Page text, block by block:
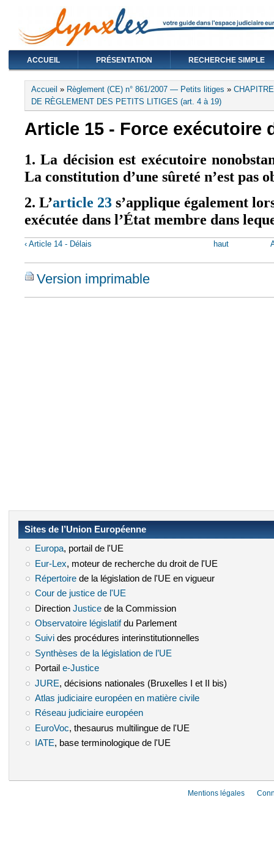
ACCUEIL PRÉSENTATION RECHERCHE SIMPLE
Vous êtes ici
Accueil » Règlement (CE) n° 861/2007 — Petits litiges »
DE RÈGLEMENT DES PETITS LITIGES (art. 4 à 19)
Article 15 - Force exécutoire
1. La décision est exécutoire
La constitution d’une sûreté n’est pas
2. L’article 23 s’applique également
exécutée dans l’État membre dans
‹ Article 14 - Délais haut
Version imprimable
Sites de l’Union Européenne
Europa(le lien est externe)
, portail de l'UE
Eur-Lex (le lien est externe)
, moteur de recherche du droit de l'UE
Répertoire(le lien est externe)
de la législation de l'UE en vigueur
Cour de justice de l'UE
Direction Justice(le lien est externe)
de la Commission
Observatoire législatif(le lien est externe)
du Parlement
Suivi(le lien est externe)
des procédures interinstitutionnelles
Synthèses de la législation de l’UE
Portail e-Justice(le lien est externe)
JURE (le lien est externe)
, décisions nationales (Bruxelles I et II bis)
Atlas judiciaire européen en matière civile(le lien est externe)
Réseau judiciaire européen(le lien est externe)
EuroVoc (le lien est externe)
, thesaurus multilingue de l'UE
IATE (le lien est externe)
, base terminologique de l'UE
Mentions légales